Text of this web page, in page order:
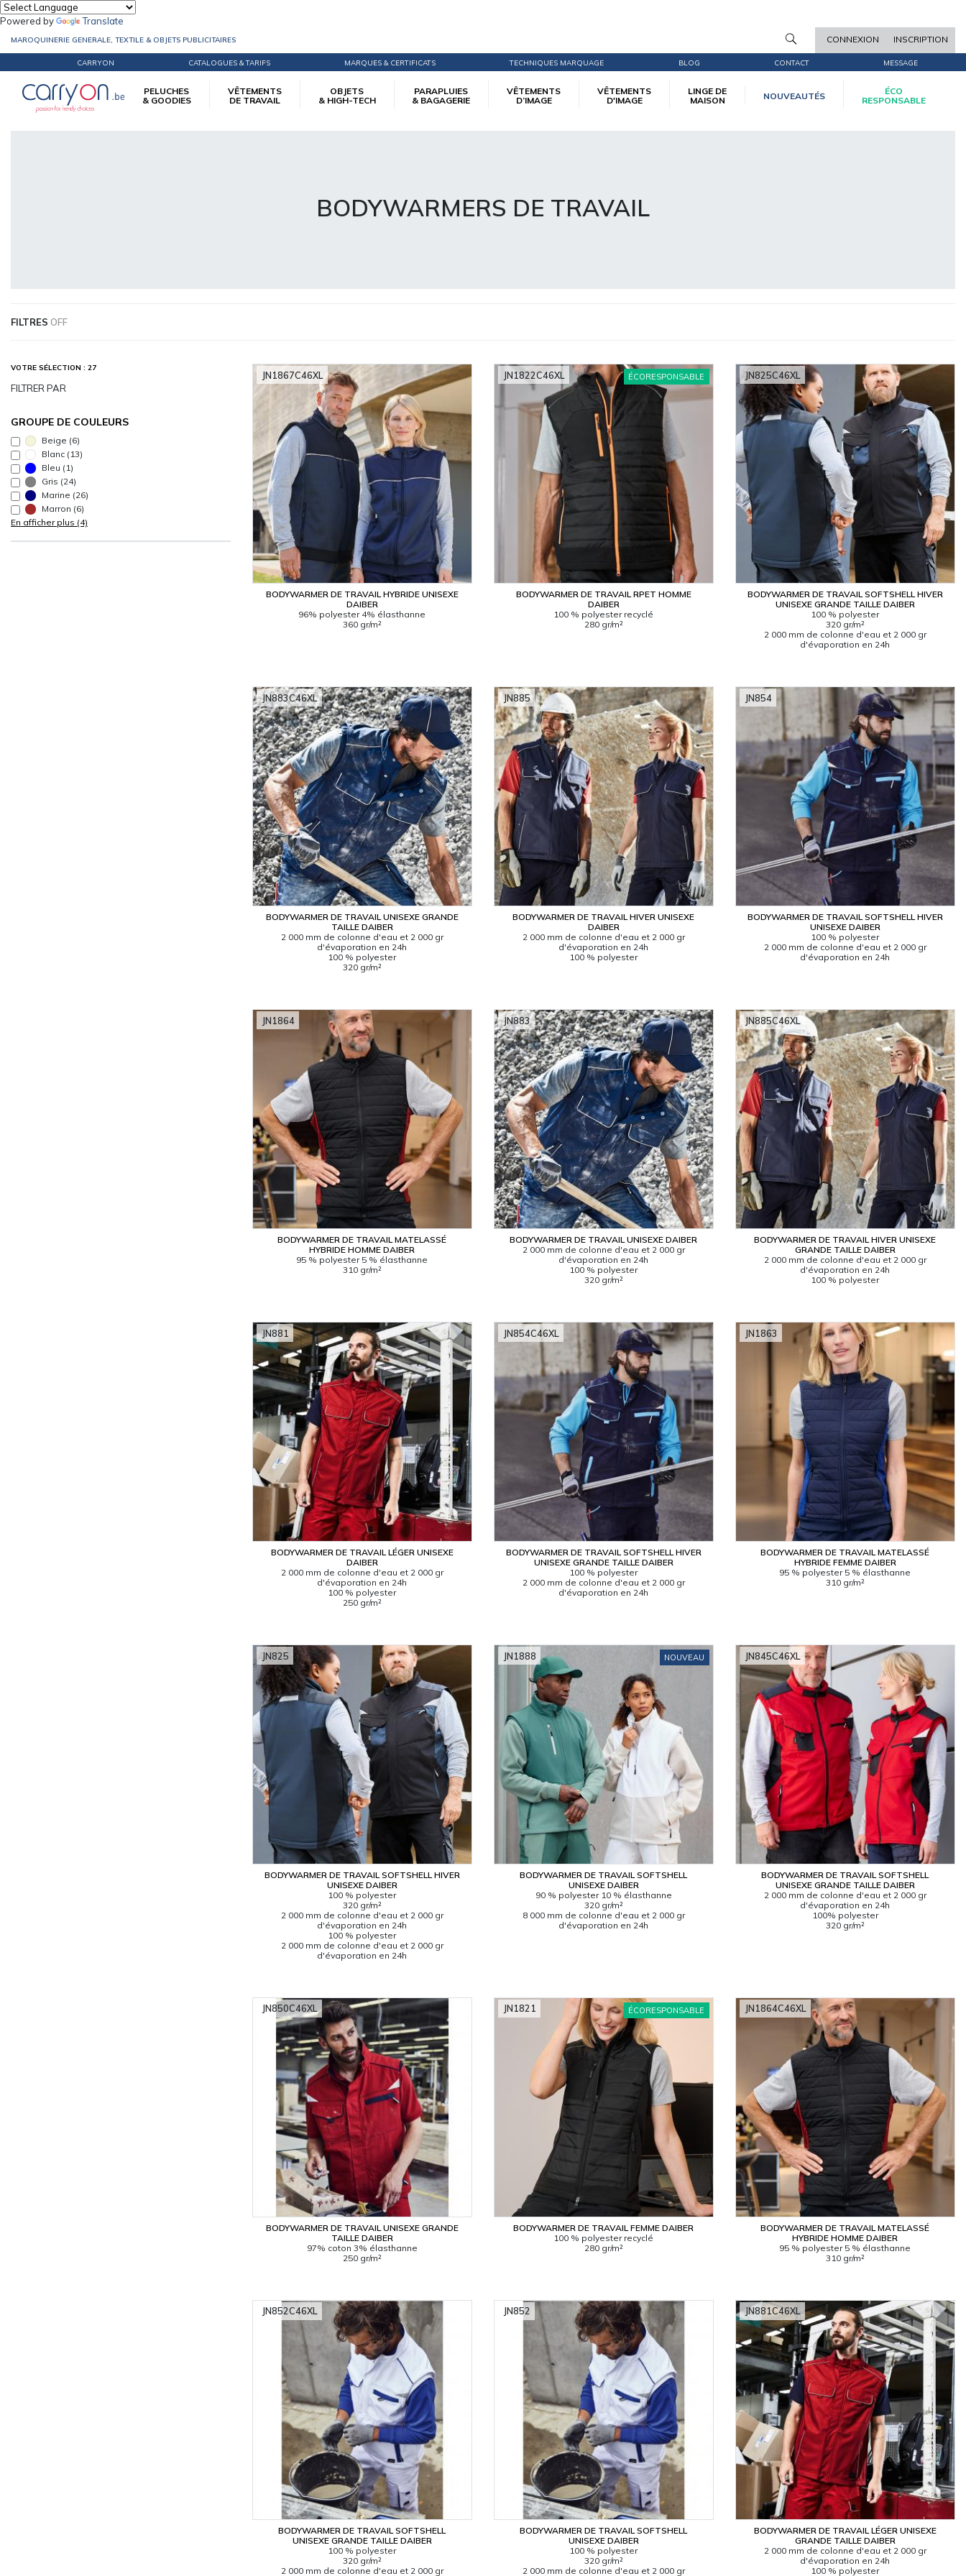
Powered by Translate
MAROQUINERIE GENERALE, TEXTILE & OBJETS PUBLICITAIRES CONNEXION INSCRIPTION
CARRYON CATALOGUES & TARIFS MARQUES & CERTIFICATS TECHNIQUES MARQUAGE BLOG CONTACT MESSAGE
PELUCHES
& GOODIES
VÊTEMENTS
DE TRAVAIL
OBJETS
& HIGH-TECH
PARAPLUIES
& BAGAGERIE
VÊTEMENTS
D’IMAGE
VÊTEMENTS
D'IMAGE
LINGE DE
MAISON
NOUVEAUTÉS
ÉCO
RESPONSABLE
Accueil Vêtements de travail
BODYWARMERS DE TRAVAIL
FILTRES
VOTRE SÉLECTION : 27
FILTRER PAR
GROUPE DE COULEURS
Beige (6)
Blanc (13)
Bleu (1)
Gris (24)
Marine (26)
Marron (6)
En afficher plus (4)
BODYWARMER DE TRAVAIL HYBRIDE UNISEXE
DAIBER
96% polyester 4% élasthanne
360 gr/m²
JN1867C46XL ÉCORESPONSABLE
BODYWARMER DE TRAVAIL RPET HOMME
DAIBER
100 % polyester recyclé
280 gr/m²
JN1822C46XL
BODYWARMER DE TRAVAIL SOFTSHELL HIVER
UNISEXE GRANDE TAILLE DAIBER
100 % polyester
320 gr/m²
2 000 mm de colonne d'eau et 2 000 gr
d'évaporation en 24h
JN825C46XL
BODYWARMER DE TRAVAIL UNISEXE GRANDE
TAILLE DAIBER
2 000 mm de colonne d'eau et 2 000 gr
d'évaporation en 24h
100 % polyester
320 gr/m²
JN883C46XL
BODYWARMER DE TRAVAIL HIVER UNISEXE
DAIBER
2 000 mm de colonne d'eau et 2 000 gr
d'évaporation en 24h
100 % polyester
JN885
BODYWARMER DE TRAVAIL SOFTSHELL HIVER
UNISEXE DAIBER
100 % polyester
2 000 mm de colonne d'eau et 2 000 gr
d'évaporation en 24h
JN854
BODYWARMER DE TRAVAIL MATELASSÉ
HYBRIDE HOMME DAIBER
95 % polyester 5 % élasthanne
310 gr/m²
JN1864
BODYWARMER DE TRAVAIL UNISEXE DAIBER
2 000 mm de colonne d'eau et 2 000 gr
d'évaporation en 24h
100 % polyester
320 gr/m²
JN883
BODYWARMER DE TRAVAIL HIVER UNISEXE
GRANDE TAILLE DAIBER
2 000 mm de colonne d'eau et 2 000 gr
d'évaporation en 24h
100 % polyester
JN885C46XL
BODYWARMER DE TRAVAIL LÉGER UNISEXE
DAIBER
2 000 mm de colonne d'eau et 2 000 gr
d'évaporation en 24h
100 % polyester
250 gr/m²
JN881
BODYWARMER DE TRAVAIL SOFTSHELL HIVER
UNISEXE GRANDE TAILLE DAIBER
100 % polyester
2 000 mm de colonne d'eau et 2 000 gr
d'évaporation en 24h
JN854C46XL
BODYWARMER DE TRAVAIL MATELASSÉ
HYBRIDE FEMME DAIBER
95 % polyester 5 % élasthanne
310 gr/m²
JN1863
BODYWARMER DE TRAVAIL SOFTSHELL HIVER
UNISEXE DAIBER
100 % polyester
320 gr/m²
2 000 mm de colonne d'eau et 2 000 gr
d'évaporation en 24h
100 % polyester
2 000 mm de colonne d'eau et 2 000 gr
d'évaporation en 24h
JN825 NOUVEAU
BODYWARMER DE TRAVAIL SOFTSHELL
UNISEXE DAIBER
90 % polyester 10 % élasthanne
320 gr/m²
8 000 mm de colonne d'eau et 2 000 gr
d'évaporation en 24h
JN1888
BODYWARMER DE TRAVAIL SOFTSHELL
UNISEXE GRANDE TAILLE DAIBER
2 000 mm de colonne d'eau et 2 000 gr
d'évaporation en 24h
100% polyester
320 gr/m²
JN845C46XL
BODYWARMER DE TRAVAIL UNISEXE GRANDE
TAILLE DAIBER
97% coton 3% élasthanne
250 gr/m²
JN850C46XL ÉCORESPONSABLE
BODYWARMER DE TRAVAIL FEMME DAIBER
100 % polyester recyclé
280 gr/m²
JN1821
BODYWARMER DE TRAVAIL MATELASSÉ
HYBRIDE HOMME DAIBER
95 % polyester 5 % élasthanne
310 gr/m²
JN1864C46XL
BODYWARMER DE TRAVAIL SOFTSHELL
UNISEXE GRANDE TAILLE DAIBER
100 % polyester
320 gr/m²
2 000 mm de colonne d'eau et 2 000 gr
JN852C46XL
BODYWARMER DE TRAVAIL SOFTSHELL
UNISEXE DAIBER
100 % polyester
320 gr/m²
2 000 mm de colonne d'eau et 2 000 gr
JN852
BODYWARMER DE TRAVAIL LÉGER UNISEXE
GRANDE TAILLE DAIBER
2 000 mm de colonne d'eau et 2 000 gr
d'évaporation en 24h
100 % polyester
JN881C46XL